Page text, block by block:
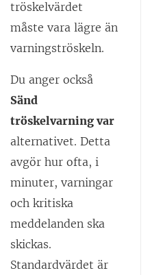
tröskelvärdet
måste vara lägre än
varningströskeln.
Du anger också
Sänd
tröskelvarning var
alternativet. Detta
avgör hur ofta, i
minuter, varningar
och kritiska
meddelanden ska
skickas.
Standardvärdet är